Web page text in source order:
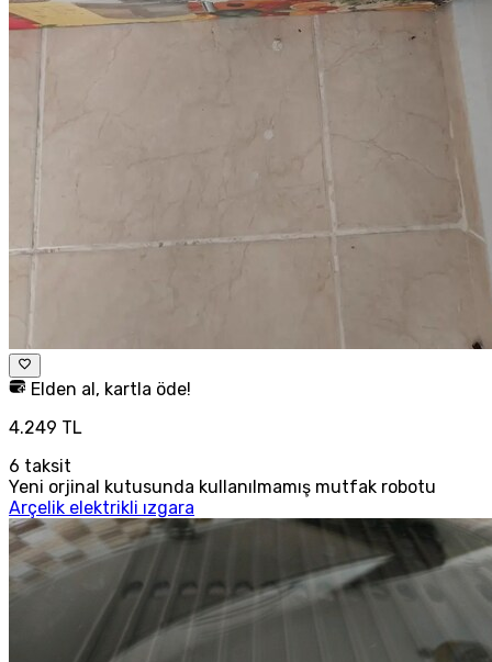
Elden al, kartla öde!
4.249 TL
6 taksit
Yeni orjinal kutusunda kullanılmamış mutfak robotu
Arçelik elektrikli ızgara